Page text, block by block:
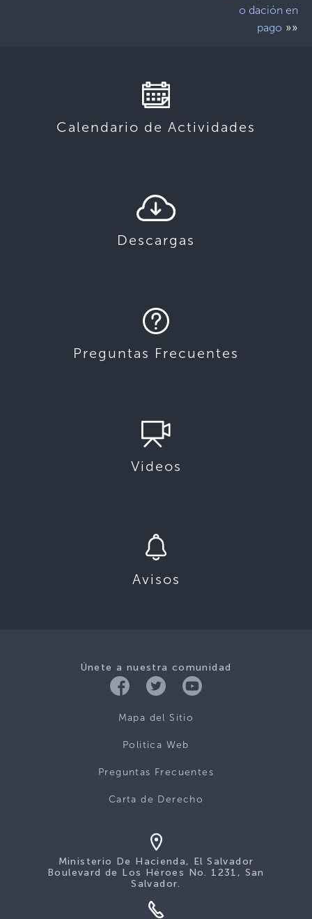
o dación en
pago »»
Calendario de Actividades
Descargas
Preguntas Frecuentes
Videos
Avisos
Únete a nuestra comunidad
Mapa del Sitio
Politica Web
Preguntas Frecuentes
Carta de Derecho
Ministerio De Hacienda, El Salvador
Boulevard de Los Héroes No. 1231, San
Salvador.